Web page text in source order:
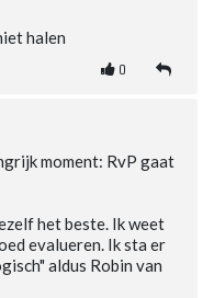
halen
0
moment: RvP gaat
het beste. Ik weet
evalueren. Ik sta er
aldus Robin van